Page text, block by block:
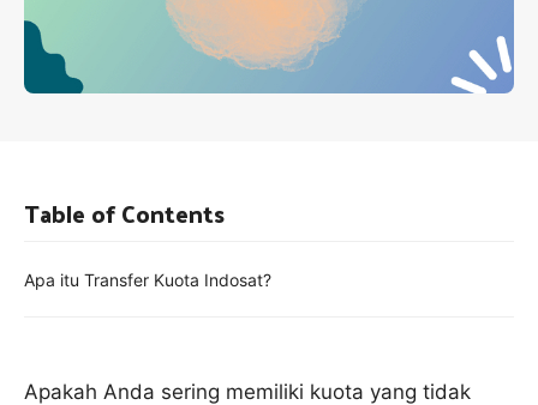
Apakah Anda sering memiliki kuota yang tidak
Table of Contents
Apa itu Transfer Kuota Indosat?